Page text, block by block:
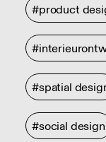
#product
#spatial
#social design